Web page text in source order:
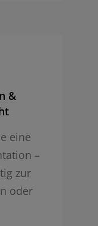
&
eine
–
zur
oder